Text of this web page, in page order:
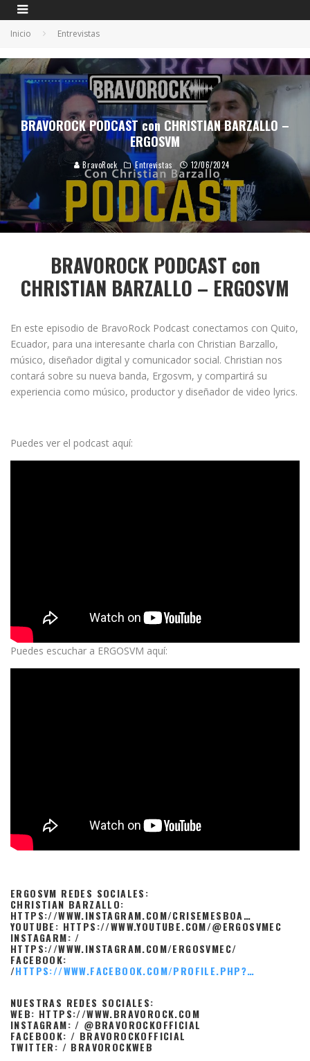
Inicio Entrevistas
BRAVOROCK PODCAST con CHRISTIAN BARZALLO –
ERGOSVM
BravoRock Entrevistas 12/06/2024
BRAVOROCK PODCAST con
CHRISTIAN BARZALLO – ERGOSVM
En este episodio de BravoRock Podcast conectamos con Quito,
Ecuador, para una interesante charla con Christian Barzallo,
músico, diseñador digital y comunicador social. Christian nos
contará sobre su nueva banda, Ergosvm, y compartirá su
experiencia como músico, productor y diseñador de video lyrics.
Puedes ver el podcast aquí:
Puedes escuchar a ERGOSVM aquí:
ERGOSVM REDES SOCIALES:
CHRISTIAN BARZALLO:
HTTPS://WWW.INSTAGRAM.COM/CRISEMESBOA…
YOUTUBE: HTTPS://WWW.YOUTUBE.COM/@ERGOSVMEC
INSTAGARM: /
HTTPS://WWW.INSTAGRAM.COM/ERGOSVMEC/
FACEBOOK:
/HTTPS://WWW.FACEBOOK.COM/PROFILE.PHP?…
NUESTRAS REDES SOCIALES:
WEB: HTTPS://WWW.BRAVOROCK.COM
INSTAGRAM: / @BRAVOROCKOFFICIAL
FACEBOOK: / BRAVOROCKOFFICIAL
TWITTER: / BRAVOROCKWEB